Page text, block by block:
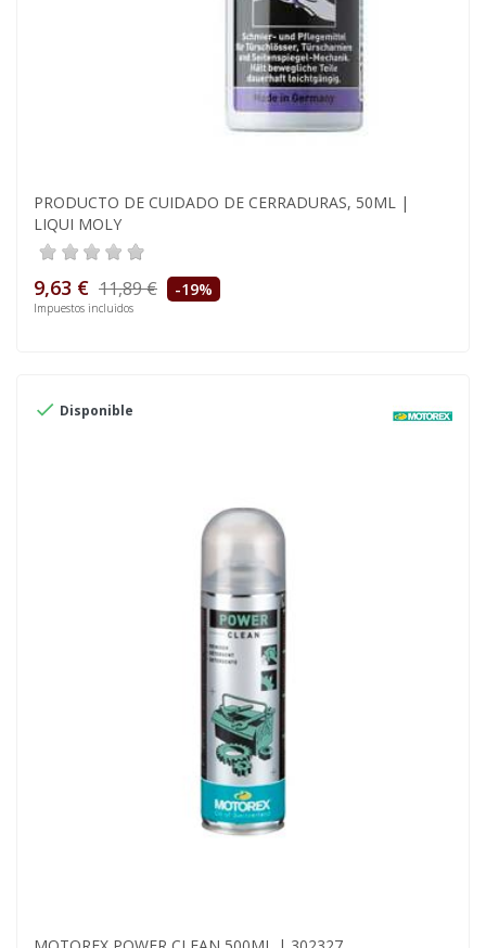
PRODUCTO DE CUIDADO DE CERRADURAS, 50ML |
LIQUI MOLY
9,63 € 11,89 € -19%
Impuestos incluidos
 Disponible